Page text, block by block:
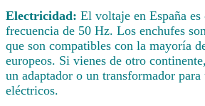
Electricidad: El voltaje en España
frecuencia de 50 Hz. Los enchufes
que son compatibles con la mayoría
europeos. Si vienes de otro
un adaptador o un transformador para
eléctricos.